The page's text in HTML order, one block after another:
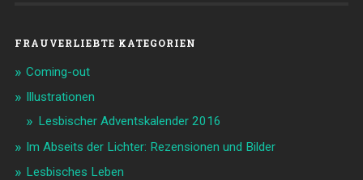
FRAUVERLIEBTE KATEGORIEN
Coming-out
Illustrationen
Lesbischer Adventskalender 2016
Im Abseits der Lichter: Rezensionen und Bilder
Lesbisches Leben